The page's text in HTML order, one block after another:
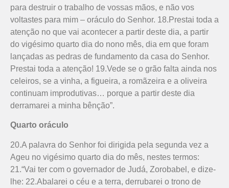
para destruir o trabalho de vossas mãos, e não vos
voltastes para mim – oráculo do Senhor. 18.Prestai toda a
atenção no que vai acontecer a partir deste dia, a partir
do vigésimo quarto dia do nono mês, dia em que foram
lançadas as pedras de fundamento da casa do Se­nhor.
Prestai toda a atenção! 19.Vede se o grão falta ainda nos
celeiros, se a vinha, a figueira, a romãzeira e a oliveira
continuam improdutivas… porque a partir deste dia
derramarei a minha bênção”.
Quarto oráculo
20.A palavra do Senhor foi dirigida pela segunda vez a
Ageu no vigésimo quarto dia do mês, nestes termos:
21.“Vai ter com o governador de Judá, Zorobabel, e dize-
lhe: 22.Abalarei o céu e a terra, derrubarei o trono de